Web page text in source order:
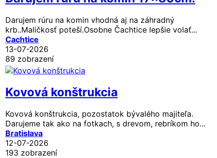
Darujem rúru na komin vhodná aj na záhradný
krb..Maličkosť poteší.Osobne Čachtice lepšie volať...
Cachtice
13-07-2026
89 zobrazení
Kovová konštrukcia
Kovová konštrukcia, pozostatok bývalého majiteľa.
Darujeme tak ako na fotkach, s drevom, rebríkom ho...
Bratislava
12-07-2026
193 zobrazení